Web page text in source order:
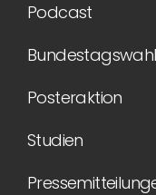
Podcast
Posteraktion
Studien